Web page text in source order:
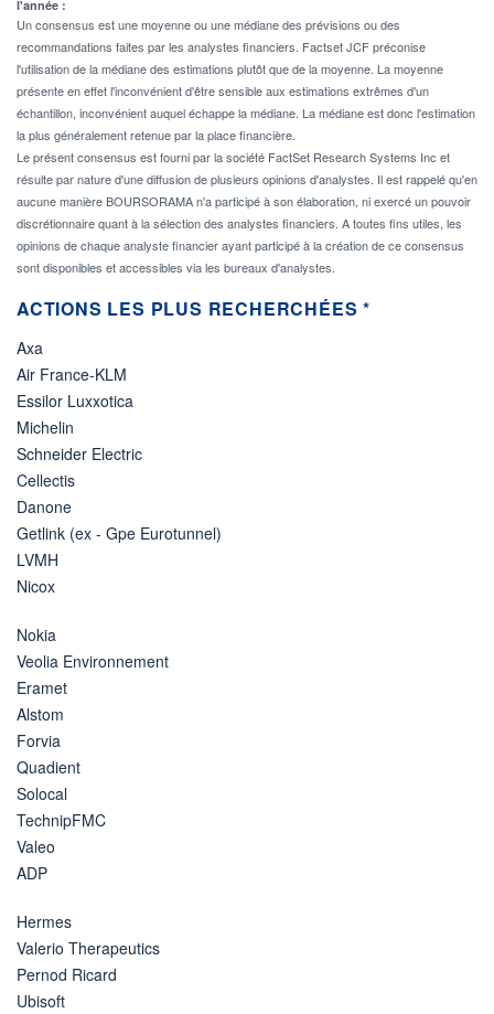
l'année :
Un consensus est une moyenne ou une médiane des prévisions ou des
recommandations faites par les analystes financiers. Factset JCF préconise
l'utilisation de la médiane des estimations plutôt que de la moyenne. La moyenne
présente en effet l'inconvénient d'être sensible aux estimations extrêmes d'un
échantillon, inconvénient auquel échappe la médiane. La médiane est donc l'estimation
la plus généralement retenue par la place financière.
Le présent consensus est fourni par la société FactSet Research Systems Inc et
résulte par nature d'une diffusion de plusieurs opinions d'analystes. Il est rappelé qu'en
aucune manière BOURSORAMA n'a participé à son élaboration, ni exercé un pouvoir
discrétionnaire quant à la sélection des analystes financiers. A toutes fins utiles, les
opinions de chaque analyste financier ayant participé à la création de ce consensus
sont disponibles et accessibles via les bureaux d'analystes.
ACTIONS LES PLUS RECHERCHÉES *
Axa
Air France-KLM
Essilor Luxxotica
Michelin
Schneider Electric
Cellectis
Danone
Getlink (ex - Gpe Eurotunnel)
LVMH
Nicox
Nokia
Veolia Environnement
Eramet
Alstom
Forvia
Quadient
Solocal
TechnipFMC
Valeo
ADP
Hermes
Valerio Therapeutics
Pernod Ricard
Ubisoft